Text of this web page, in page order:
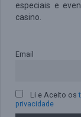
especiais e
casino.
Email
Li e Aceito os
privacidade